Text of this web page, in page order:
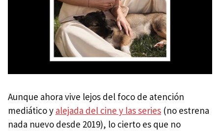
Aunque ahora vive lejos del foco de atención
mediático y alejada del cine y las series (no estrena
nada nuevo desde 2019), lo cierto es que no